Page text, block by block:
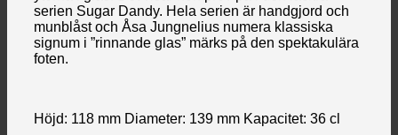
serien Sugar Dandy. Hela serien är handgjord och
munblåst och Åsa Jungnelius numera klassiska
signum i ”rinnande glas” märks på den spektakulära
foten.
Höjd: 118 mm Diameter: 139 mm Kapacitet: 36 cl